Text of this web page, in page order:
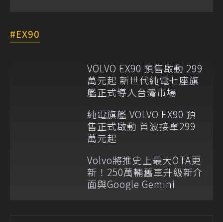
EX90
VOLVO EX90 預售啟動 299
萬元起 新世代純電七座旗
艦正式導入台灣市場
純電旗艦 VOLVO EX90 預
售正式啟動 首波接單299
萬元起
Volvo將推史上最大OTA更
新！250萬輛舊車升級新介
面與Google Gemini